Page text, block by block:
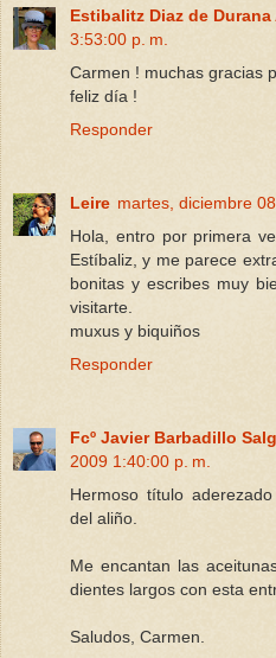
Estibalitz Diaz de Durana
3:53:00 p. m.
Carmen ! muchas gracias
feliz día !
Responder
Leire martes, diciembre
Hola, entro por primera
Estíbaliz, y me parece
bonitas y escribes muy
visitarte.
muxus y biquiños
Responder
Fcº Javier Barbadillo
2009 1:40:00 p. m.
Hermoso título
del aliño.
Me encantan las
dientes largos con esta
Saludos, Carmen.